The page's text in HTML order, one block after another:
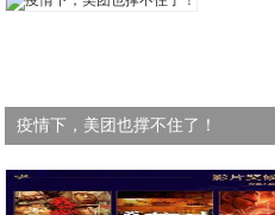
疫情下，美团也撑不住了！